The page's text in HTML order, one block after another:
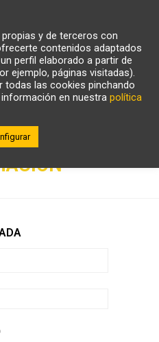
y de terceros con
contenidos adaptados
perfil elaborado a partir de
ejemplo, páginas visitadas).
todas las cookies pinchando
en nuestra política